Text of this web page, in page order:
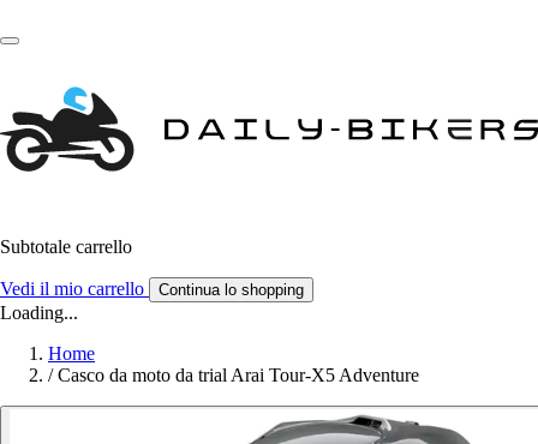
Subtotale carrello
Vedi il mio carrello Continua lo shopping
Loading...
Home
/ Casco da moto da trial Arai Tour-X5 Adventure